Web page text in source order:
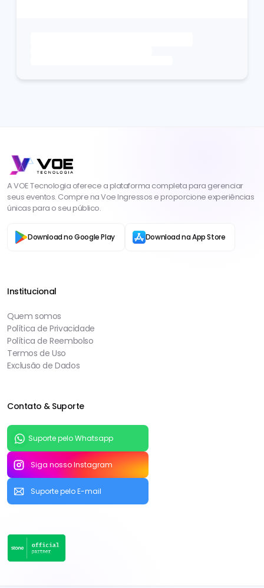
A VOE Tecnologia oferece a plataforma completa para gerenciar
seus eventos. Compre na Voe Ingressos e proporcione experiências
únicas para o seu público.
Download no Google Play Download na App Store
Institucional
Quem somos
Política de Privacidade
Política de Reembolso
Termos de Uso
Exclusão de Dados
Contato & Suporte
Suporte pelo Whatsapp
Siga nosso Instagram
Suporte pelo E-mail